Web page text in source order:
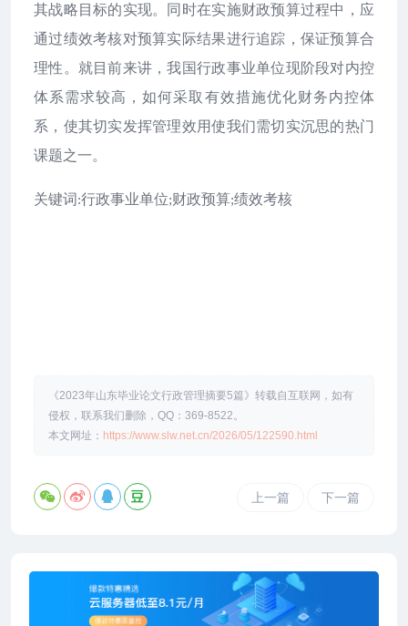
其战略目标的实现。同时在实施财政预算过程中，应
通过绩效考核对预算实际结果进行追踪，保证预算合
理性。就目前来讲，我国行政事业单位现阶段对内控
体系需求较高，如何采取有效措施优化财务内控体
系，使其切实发挥管理效用使我们需切实沉思的热门
课题之一。
关键词 :行政事业单位;财政预算;绩效考核
《2023年山东毕业论文行政管理摘要5篇》转载自互联网，如有
侵权，联系我们删除，QQ：369-8522。
本文网址： https://www.slw.net.cn/2026/05/122590.html
上一篇 下一篇